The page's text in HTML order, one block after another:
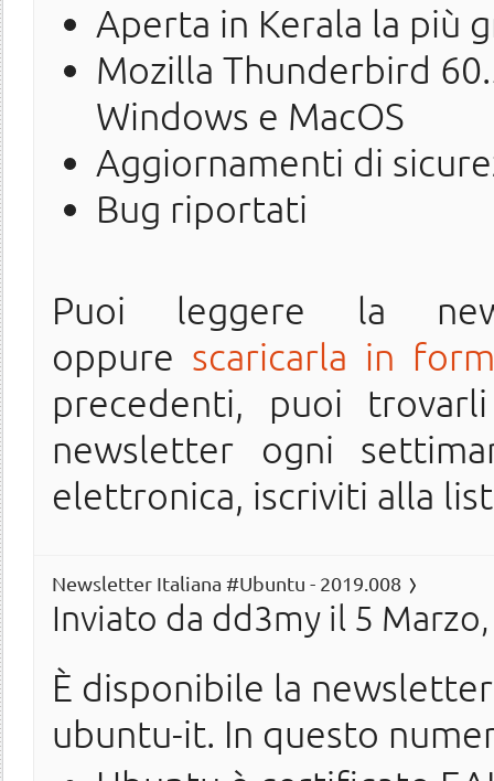
Aperta in Kerala la più
Mozilla Thunderbird
Windows e MacOS
Aggiornamenti di
Bug riportati
Puoi leggere la
oppure scaricarla in
precedenti, puoi
newsletter ogni
elettronica, iscriviti alla
Newsletter Italiana #Ubuntu - 2019.008
Inviato da dd3my il 5
È disponibile la
ubuntu-it. In questo